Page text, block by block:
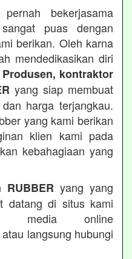
bekerjasama
puas dengan
berikan. Oleh karna
mendedikasikan diri
Produsen, kontraktor
yang siap membuat
harga terjangkau.
yang kami berikan
klien kami pada
kebahagiaan yang
RUBBER yang yang
datang di situs kami
media online
atau langsung hubungi